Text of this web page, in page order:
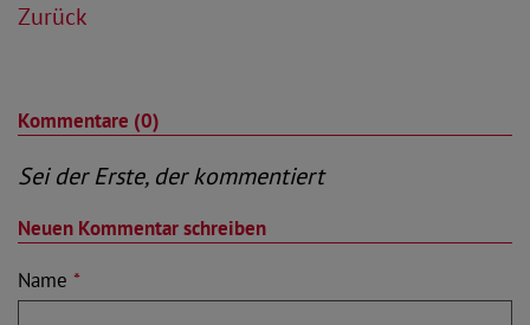
Zurück
Kommentare (0)
Sei der Erste, der kommentiert
Neuen Kommentar schreiben
Name *